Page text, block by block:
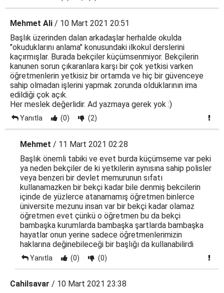
Mehmet Ali / 10 Mart 2021 20:51
Başlık üzerinden dalan arkadaşlar herhalde okulda
"okuduklarını anlama" konusundaki ilkokul derslerini
kaçırmışlar. Burada bekçiler küçümsenmiyor. Bekçilerin
kanunen sorun çıkaranlara karşı bir çok yetkisi varken
öğretmenlerin yetkisiz bir ortamda ve hiç bir güvenceye
sahip olmadan işlerini yapmak zorunda olduklarının ima
edildiği çok açık.
Her meslek değerlidir. Ad yazmaya gerek yok :)
Yanıtla (0) (2)
Mehmet / 11 Mart 2021 02:28
Başlık önemli tabiki ve evet burda küçümseme var peki
ya neden bekçiler de ki yetkilerin aynısına sahip polisler
veya benzeri bir devlet memurunun sıfatı
kullanamazken bir bekçi kadar bile denmiş bekcilerin
içinde de yüzlerce atanamamış öğretmen binlerce
üniversite mezunu insan var bir bekçi kadar olamaz
öğretmen evet çünkü o öğretmen bu da bekçi
bambaşka kurumlarda bambaşka şartlarda bambaşka
hayatlar onun yerine sadece öğretmenlerimizin
haklarına değinebileceği bir başlığı da kullanabilirdi
Yanıtla (0) (0)
Cahilsavar / 10 Mart 2021 23:38